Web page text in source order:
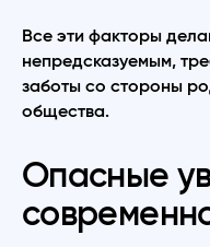
Все эти факторы
непредсказуемым,
заботы со стороны
общества.
Опасные